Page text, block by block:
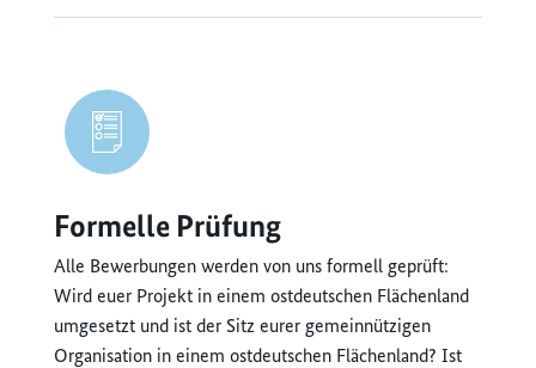
Formelle Prüfung
Alle Bewerbungen werden von uns formell geprüft:
Wird euer Projekt in einem ostdeutschen Flächenland
umgesetzt und ist der Sitz eurer gemeinnützigen
Organisation in einem ostdeutschen Flächenland? Ist